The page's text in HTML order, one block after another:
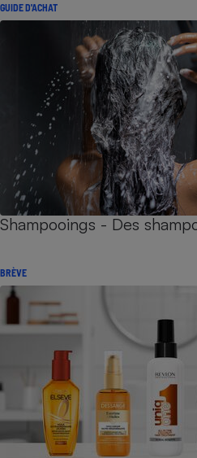
GUIDE D'ACHAT
Shampooings - Des
BRÈVE